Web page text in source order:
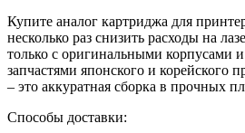
Купите аналог картриджа для
несколько раз снизить расходы на
только с оригинальными корпусами
запчастями японского и корейского
– это аккуратная сборка в прочных
Способы доставки: